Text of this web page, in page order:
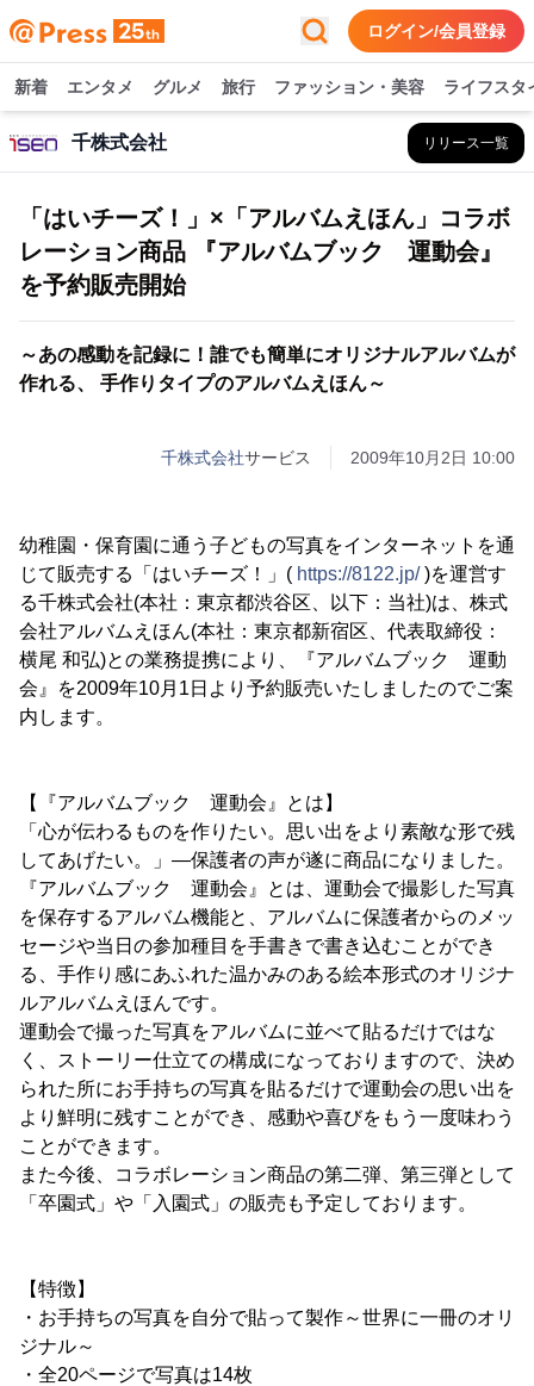
ログイン/会員登録
新着 エンタメ グルメ 旅行 ファッション・美容 ライフスタ
千株式会社 リリース一覧
「はいチーズ！」×「アルバムえほん」コラボ
レーション商品 『アルバムブック 運動会』
を予約販売開始
～あの感動を記録に！誰でも簡単にオリジナルアルバムが
作れる、 手作りタイプのアルバムえほん～
千株式会社サービス 2009年10月2日 10:00
幼稚園・保育園に通う子どもの写真をインターネットを通
じて販売する「はいチーズ！」( https://8122.jp/)を運営す
る千株式会社(本社：東京都渋谷区、以下：当社)は、株式
会社アルバムえほん(本社：東京都新宿区、代表取締役：
横尾 和弘)との業務提携により、『アルバムブック 運動
会』を2009年10月1日より予約販売いたしましたのでご案
内します。
【『アルバムブック 運動会』とは】
「心が伝わるものを作りたい。思い出をより素敵な形で残
してあげたい。」―保護者の声が遂に商品になりました。
『アルバムブック 運動会』とは、運動会で撮影した写真
を保存するアルバム機能と、アルバムに保護者からのメッ
セージや当日の参加種目を手書きで書き込むことができ
る、手作り感にあふれた温かみのある絵本形式のオリジナ
ルアルバムえほんです。
運動会で撮った写真をアルバムに並べて貼るだけではな
く、ストーリー仕立ての構成になっておりますので、決め
られた所にお手持ちの写真を貼るだけで運動会の思い出を
より鮮明に残すことができ、感動や喜びをもう一度味わう
ことができます。
また今後、コラボレーション商品の第二弾、第三弾として
「卒園式」や「入園式」の販売も予定しております。
【特徴】
・お手持ちの写真を自分で貼って製作～世界に一冊のオリ
ジナル～
・全20ページで写真は14枚